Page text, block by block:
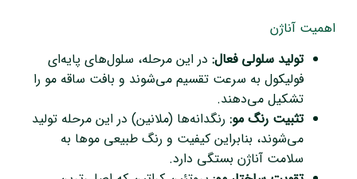
اهمیت آناژن
تولید سلولی فعال:در این مرحله، سلول‌های پایه‌ای
فولیکول به سرعت تقسیم می‌شوند و بافت ساقه مو را
تشکیل می‌دهند.
تثبیت رنگ مو:رنگدانه‌ها (ملانین) در این مرحله تولید
می‌شوند، بنابراین کیفیت و رنگ طبیعی موها به
سلامت آناژن بستگی دارد.